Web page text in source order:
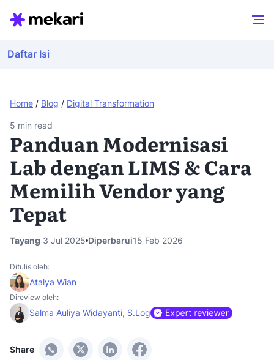
Home / Blog / Digital Transformation
Daftar Isi
5 min read
Panduan Modernisasi
Lab dengan LIMS & Cara
Memilih Vendor yang
Tepat
Tayang 3 Jul 2025 Diperbarui15 Feb 2026
Share
Ditulis oleh:
Atalya Wian
Direview oleh:
Salma Auliya Widayanti, S.Log